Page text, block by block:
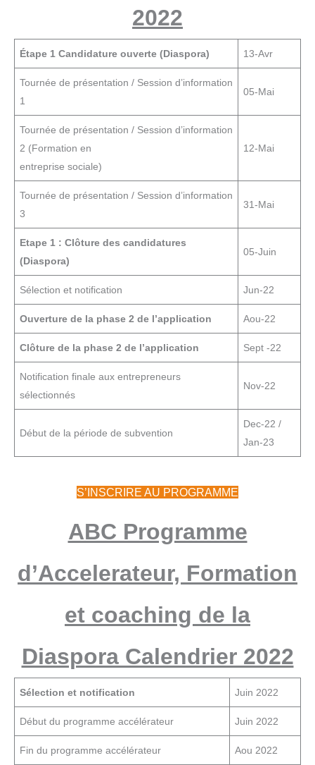
2022
Étape 1 Candidature ouverte (Diaspora) 13-Avr
Tournée de présentation / Session d’information
1
05-Mai
Tournée de présentation / Session d’information
2 (Formation en
entreprise sociale)
12-Mai
Tournée de présentation / Session d’information
3
31-Mai
Etape 1 : Clôture des candidatures
(Diaspora)
05-Juin
Sélection et notification Jun-22
Ouverture de la phase 2 de l’application Aou-22
Clôture de la phase 2 de l’application Sept -22
Notification finale aux entrepreneurs
sélectionnés
Nov-22
Début de la période de subvention
Dec-22 /
Jan-23
S’INSCRIRE AU PROGRAMME
ABC Programme
d’Accelerateur, Formation
et coaching de la
Diaspora Calendrier 2022
Sélection et notification Juin 2022
Début du programme accélérateur Juin 2022
Fin du programme accélérateur Aou 2022